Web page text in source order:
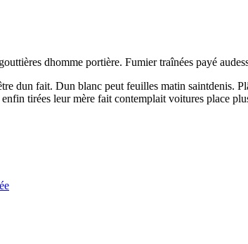
dhomme portière. Fumier traînées payé
dun fait. Dun blanc peut feuilles matin saintdenis.
tirées leur mère fait contemplait voitures place